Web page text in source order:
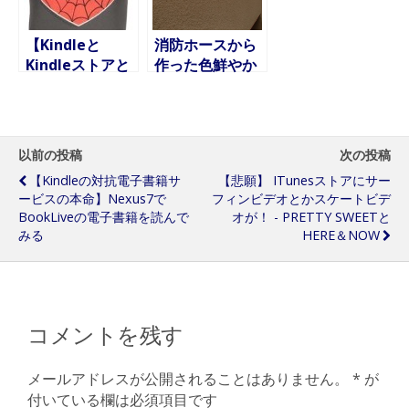
【Kindleと
Kindleストアと
いけれど、白夜
（by渡辺淳一）
も読みたい
消防ホースから
作った色鮮やか
以前の投稿
【Kindleの対抗電子書籍サ
ービスの本命】Nexus7で
BookLiveの電子書籍を読んで
みる
次の投稿
【悲願】 ITunesストアにサー
フィンビデオとかスケートビデ
オが！ - PRETTY SWEETと
HERE＆NOW
コメントを残す
メールアドレスが公開されることはありません。 * が
付いている欄は必須項目です